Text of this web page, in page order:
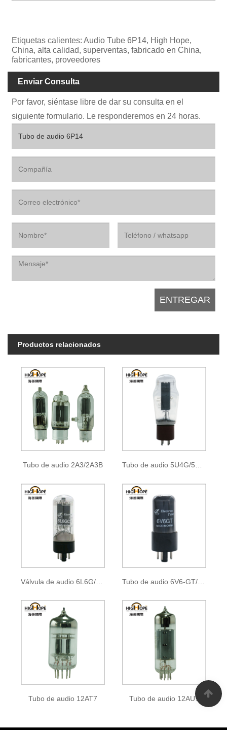
Etiquetas calientes: Audio Tube 6P14, High Hope,
China, alta calidad, superventas, fabricado en China,
fabricantes, proveedores
Enviar Consulta
Por favor, siéntase libre de dar su consulta en el
siguiente formulario. Le responderemos en 24 horas.
Productos relacionados
Tubo de audio 2A3/2A3B
Válvula de audio 6L6G/6L6GA/6L6GB 6L6GC/5881
Tubo de audio 12AT7 Tubo de audio 12AU7